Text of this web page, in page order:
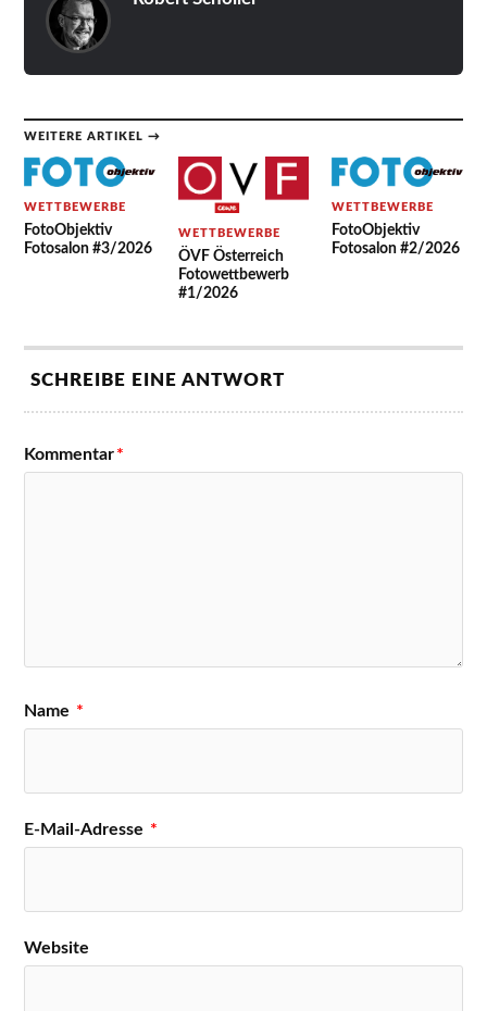
WEITERE ARTIKEL →
WETTBEWERBE
FotoObjektiv
Fotosalon #3/2026
WETTBEWERBE
ÖVF Österreich
Fotowettbewerb
#1/2026
WETTBEWERBE
FotoObjektiv
Fotosalon #2/2026
SCHREIBE EINE ANTWORT
Kommentar*
Name *
E-Mail-Adresse *
Website